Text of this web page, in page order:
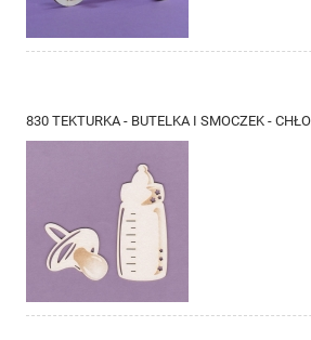
830 TEKTURKA - BUTELKA I SMOCZEK -